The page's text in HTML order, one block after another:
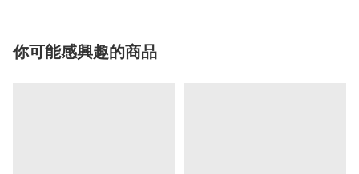
你可能感興趣的商品